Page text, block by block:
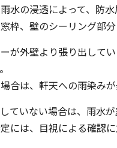
水の浸透によって、防
枠、壁のシーリング部
が外壁より張り出して
合は、軒天への雨染み
ていない場合は、雨水
には、目視による確認